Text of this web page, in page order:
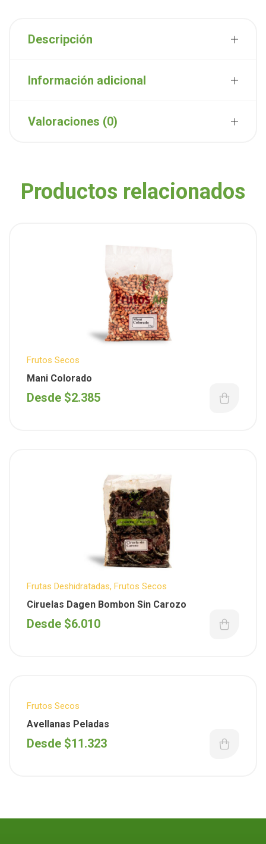
Descripción
Información adicional
Valoraciones (0)
Productos relacionados
Frutos Secos
Mani Colorado
Desde $2.385
Frutas Deshidratadas, Frutos Secos
Ciruelas Dagen Bombon Sin Carozo
Desde $6.010
Frutos Secos
Avellanas Peladas
Desde $11.323